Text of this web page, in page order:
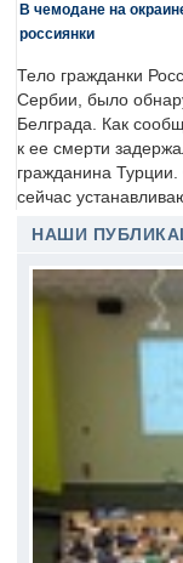
В чемодане на
россиянки
Тело гражданки
Сербии, было
Белграда. Как
к ее смерти
гражданина
сейчас
НАШИ